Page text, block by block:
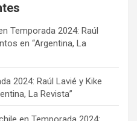
Temporada 2024: Raúl
en “Argentina, La
2024: Raúl Lavié y Kike
La Revista”